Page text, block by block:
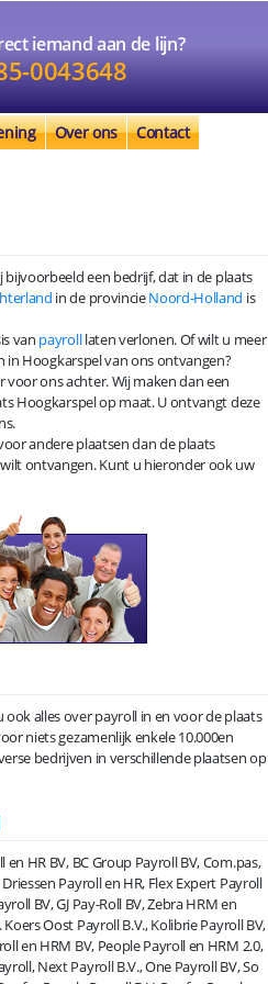
iemand aan de lijn?
0043648
Over ons Contact
een bedrijf, dat in de plaats
in de provincieNoord-Holland is
van payrolllaten verlonen. Of wilt u meer
in Hoogkarspel van ons ontvangen?
ons achter. Wij maken dan een
Hoogkarspel op maat. U ontvangt deze
andere plaatsen dan de plaats
ontvangen. Kunt u hieronder ook uw
alles over payroll in en voor de plaats
niets gezamenlijk enkele 10.000en
bedrijven in verschillende plaatsen op
HR BV, BC Group Payroll BV, Com.pas,
Payroll en HR, Flex Expert Payroll
BV, GJ Pay-Roll BV, Zebra HRM en
Oost Payroll B.V., Kolibrie Payroll BV,
en HRM BV, People Payroll en HRM 2.0,
Next Payroll B.V., One Payroll BV, So